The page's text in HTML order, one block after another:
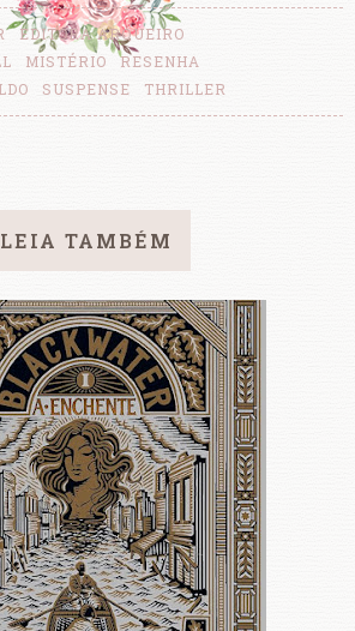
EDITORA ARQUEIRO
MISTÉRIO
RESENHA
SUSPENSE THRILLER
LEIA TAMBÉM